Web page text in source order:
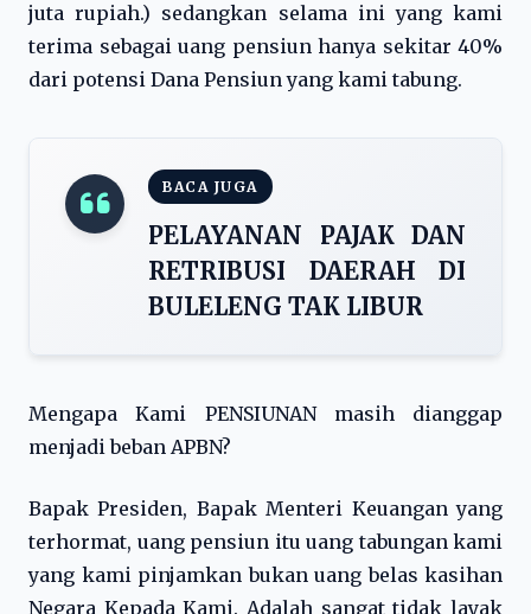
juta rupiah.) sedangkan selama ini yang kami
terima sebagai uang pensiun hanya sekitar 40%
dari potensi Dana Pensiun yang kami tabung.
BACA JUGA
PELAYANAN PAJAK DAN
RETRIBUSI DAERAH DI
BULELENG TAK LIBUR
Mengapa Kami PENSIUNAN masih dianggap
menjadi beban APBN?
Bapak Presiden, Bapak Menteri Keuangan yang
terhormat, uang pensiun itu uang tabungan kami
yang kami pinjamkan bukan uang belas kasihan
Negara Kepada Kami. Adalah sangat tidak layak